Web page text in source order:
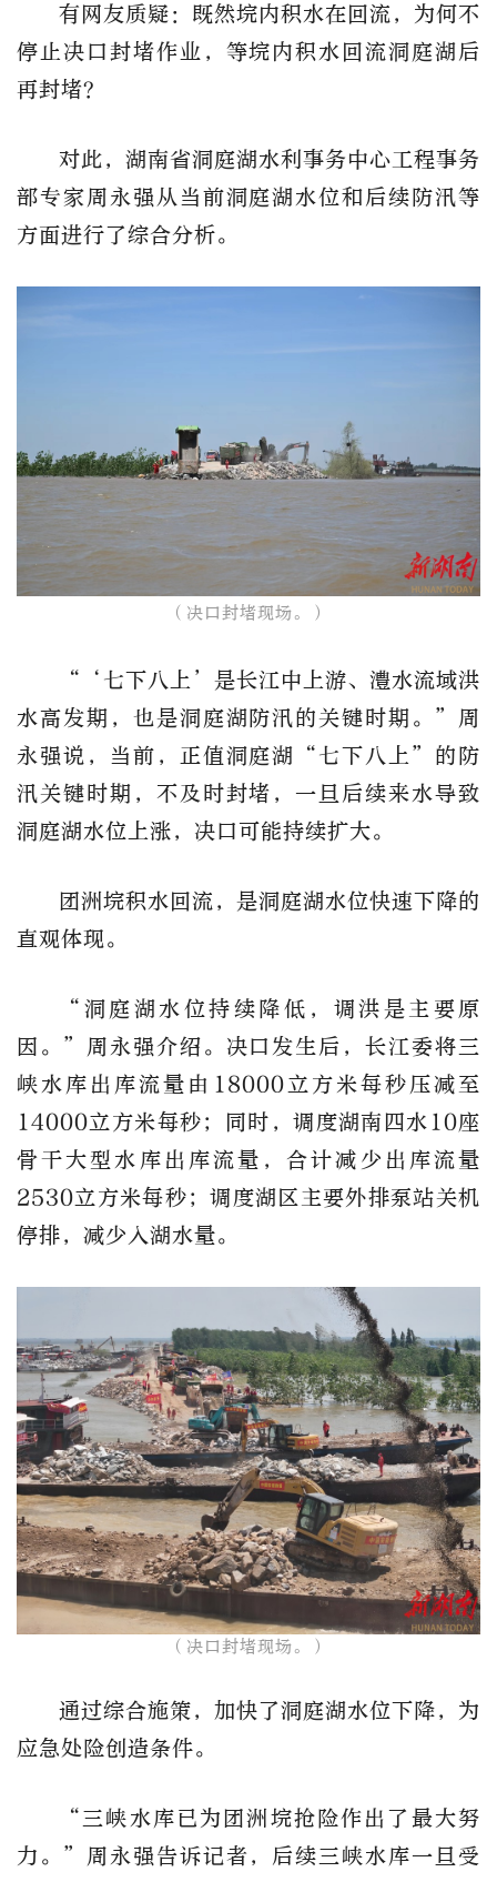
有网友质疑：既然垸内积水在回流，为何不
停止决口封堵作业，等垸内积水回流洞庭湖后
再封堵？
对此， 湖南省洞庭湖水利事务中心工程事务
部专家周永强从当前洞庭湖水位和后续防汛等
方面进行了综合分析。
（决口封堵现场。）
“‘七下八上’是长江中上游、澧水流域洪
水高发期，也是洞庭湖防汛的关键时期。”周
永强说，当前，正值洞庭湖“七下八上”的防
汛关键时期，不及时封堵，一旦后续来水导致
洞庭湖水位上涨，决口可能持续扩大。
团洲垸积水回流，是洞庭湖水位快速下降的
直观体现。
“洞庭湖水位持续降低，调洪是主要原
因。”周永强介绍。决口发生后，长江委将三
峡水库出库流量由18000立方米每秒压减至
14000立方米每秒；同时，调度湖南四水10座
骨干大型水库出库流量，合计减少出库流量
2530立方米每秒；调度湖区主要外排泵站关机
停排，减少入湖水量。
（决口封堵现场。）
通过综合施策，加快了洞庭湖水位下降，为
应急处险创造条件。
“三峡水库已为团洲垸抢险作出了最大努
力。”周永强告诉记者，后续三峡水库一旦受